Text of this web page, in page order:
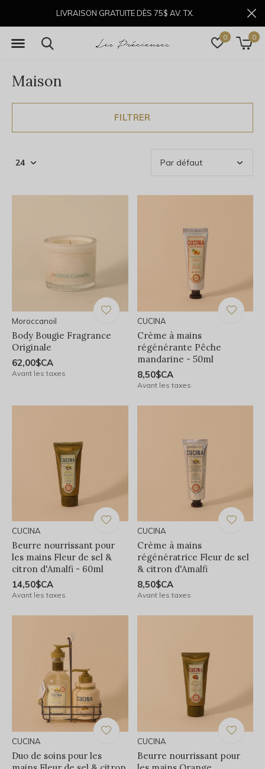
0 0
LIVRAISON GRATUITE DÈS 75$ AV. TX.
Maison
FILTRER
Moroccanoil
Body Bougie Fragrance
Originale
62,00$CA
Avant les taxes
CUCINA
Crème à mains
régénérante Pêche
mandarine - 50ml
8,50$CA
Avant les taxes
CUCINA
Beurre nourrissant pour
les mains Fleur de sel &
citron d'Amalfi - 60ml
14,50$CA
Avant les taxes
CUCINA
Crème à mains
régénératrice Fleur de sel
& citron d'Amalfi
8,50$CA
Avant les taxes
CUCINA
Duo de soins pour les
CUCINA
Beurre nourrissant pour